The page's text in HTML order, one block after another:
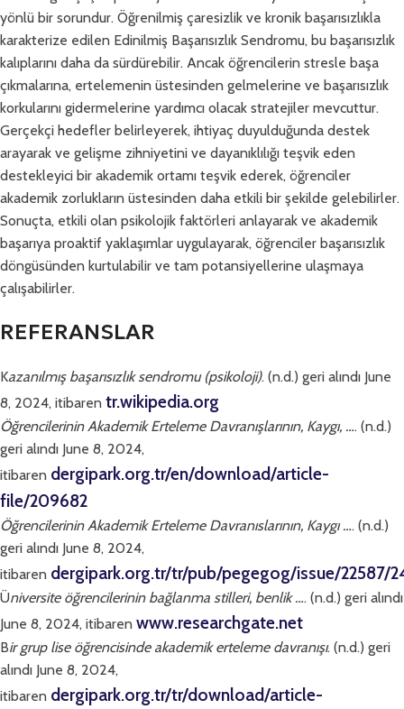
yönlü bir sorundur. Öğrenilmiş çaresizlik ve kronik başarısızlıkla
karakterize edilen Edinilmiş Başarısızlık Sendromu, bu başarısızlık
kalıplarını daha da sürdürebilir. Ancak öğrencilerin stresle başa
çıkmalarına, ertelemenin üstesinden gelmelerine ve başarısızlık
korkularını gidermelerine yardımcı olacak stratejiler mevcuttur.
Gerçekçi hedefler belirleyerek, ihtiyaç duyulduğunda destek
arayarak ve gelişme zihniyetini ve dayanıklılığı teşvik eden
destekleyici bir akademik ortamı teşvik ederek, öğrenciler
akademik zorlukların üstesinden daha etkili bir şekilde gelebilirler.
Sonuçta, etkili olan psikolojik faktörleri anlayarak ve akademik
başarıya proaktif yaklaşımlar uygulayarak, öğrenciler başarısızlık
döngüsünden kurtulabilir ve tam potansiyellerine ulaşmaya
çalışabilirler.
REFERANSLAR
Kazanılmış başarısızlık sendromu (psikoloji). (n.d.) geri alındı June
8, 2024, itibaren tr.wikipedia.org
Öğrencilerinin Akademik Erteleme Davranışlarının, Kaygı, …. (n.d.)
geri alındı June 8, 2024,
itibaren dergipark.org.tr/en/download/article-
file/209682
Öğrencilerinin Akademik Erteleme Davranıslarının, Kaygı …. (n.d.)
geri alındı June 8, 2024,
itibaren dergipark.org.tr/tr/pub/pegegog/issue/22587/
Üniversite öğrencilerinin bağlanma stilleri, benlik …. (n.d.) geri alındı
June 8, 2024, itibaren www.researchgate.net
Bir grup lise öğrencisinde akademik erteleme davranışı. (n.d.) geri
alındı June 8, 2024,
itibaren dergipark.org.tr/tr/download/article-